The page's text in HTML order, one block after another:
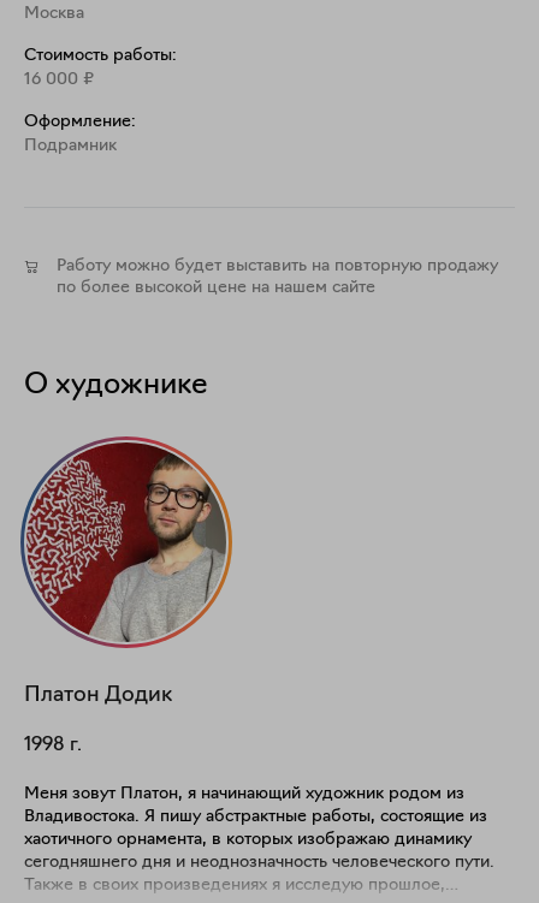
Москва
Стоимость работы:
16 000 ₽
Оформление:
Подрамник
Работу можно будет выставить на повторную продажу
по более высокой цене на нашем сайте
О художнике
Платон Додик
1998 г.
Меня зовут Платон, я начинающий художник родом из
Владивостока. Я пишу абстрактные работы, состоящие из
хаотичного орнамента, в которых изображаю динамику
сегодняшнего дня и неоднозначность человеческого пути.
Также в своих произведениях я исследую прошлое,